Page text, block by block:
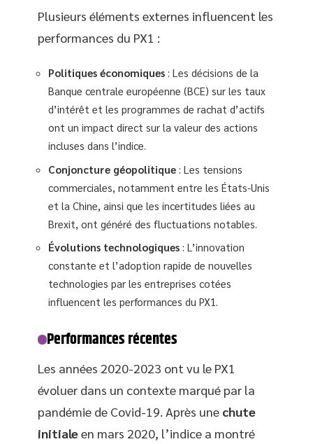
Plusieurs éléments externes influencent les
performances du PX1 :
Politiques économiques : Les décisions de la
Banque centrale européenne (BCE) sur les taux
d’intérêt et les programmes de rachat d’actifs
ont un impact direct sur la valeur des actions
incluses dans l’indice.
Conjoncture géopolitique : Les tensions
commerciales, notamment entre les États-Unis
et la Chine, ainsi que les incertitudes liées au
Brexit, ont généré des fluctuations notables.
Évolutions technologiques : L’innovation
constante et l’adoption rapide de nouvelles
technologies par les entreprises cotées
influencent les performances du PX1.
Performances récentes
Les années 2020-2023 ont vu le PX1
évoluer dans un contexte marqué par la
pandémie de Covid-19. Après une chute
initialeen mars 2020, l’indice a montré